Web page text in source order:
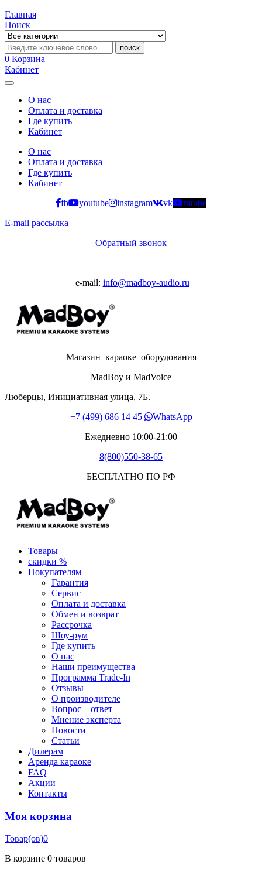
Главная
Поиск
поиск
0 Корзина
Кабинет
Categories
О нас
Оплата и доставка
Где купить
Кабинет
О нас
Оплата и доставка
Где купить
Кабинет
fb
youtube instagram vk
rutube
E-mail рассылка
Обратный звонок
e-mail: info@madboy-audio.ru
Магазин караоке оборудования
MadBoy и MadVoice
Люберцы, Инициативная улица, 7Б.
+7 (499) 686 14 45
WhatsApp
Ежедневно 10:00-21:00
8(800)550-38-65
БЕСПЛАТНО ПО РФ
Товары
скидки %
Покупателям
Гарантия
Сервис
Оплата и доставка
Обмен и возврат
Рассрочка
Шоу-рум
Где купить
О нас
Наши преимущества
Программа Trade-In
Отзывы
О производителе
Вопрос – ответ
Мнение эксперта
Новости
Статьи
Дилерам
Аренда караоке
FAQ
Акции
Контакты
Моя корзина
Товар(ов)0
В корзине 0 товаров